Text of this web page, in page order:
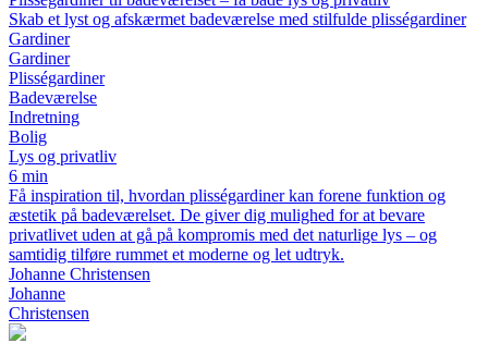
Skab et lyst og afskærmet badeværelse med stilfulde plisségardiner
Gardiner
Gardiner
Plisségardiner
Badeværelse
Indretning
Bolig
Lys og privatliv
6 min
Få inspiration til, hvordan plisségardiner kan forene funktion og
æstetik på badeværelset. De giver dig mulighed for at bevare
privatlivet uden at gå på kompromis med det naturlige lys – og
samtidig tilføre rummet et moderne og let udtryk.
Johanne Christensen
Johanne
Christensen